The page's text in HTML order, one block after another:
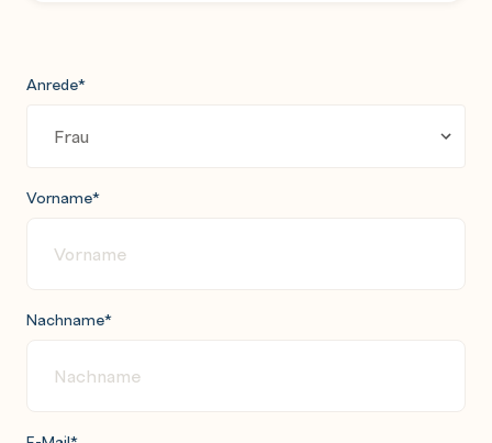
Anrede*
Vorname*
Nachname*